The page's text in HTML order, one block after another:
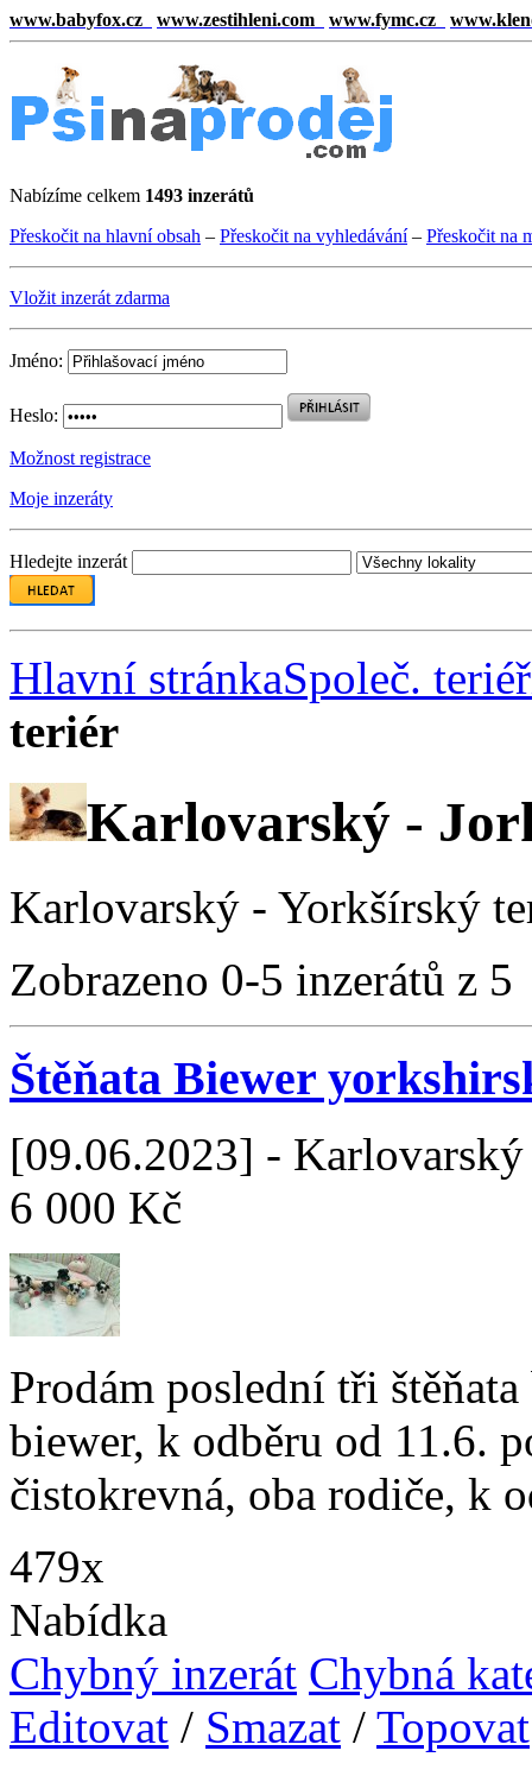
www.babyfox.cz www.zestihleni.com www.fymc.cz
Nabízíme celkem 1493 inzerátů
Přeskočit na hlavní obsah – Přeskočit na vyhledávání– Přeskočit na
Vložit inzerát zdarma
Jméno:
Heslo:
Možnost registrace
Moje inzeráty
Hledejte inzerát
Hlavní stránkaSpoleč.
teriér
Karlovarský -
Karlovarský - Yorkšírský
Zobrazeno 0-5 inzerátů z 5
Štěňata Biewer
[09.06.2023] -
6 000 Kč
Prodám poslední tři
biewer, k odběru od 11.6.
čistokrevná, oba rodiče, k
479x
Nabídka
Chybný inzerát Chybná
Editovat / Smazat / Topovat